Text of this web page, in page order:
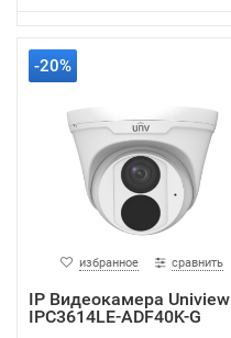
-20%
избранное сравнить
IP Видеокамера Uniview
IPC3614LE-ADF40K-G